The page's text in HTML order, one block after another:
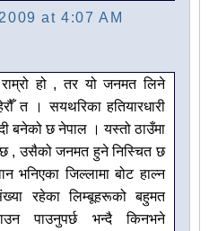
at 4:07 AM
हो , तर यो जनमत लिने
त । सयथरिका हतियारधारी
बनेको छ नेपाल । यस्तो ठाउँमा
, उसैको जनमत हुने निस्चित छ
भनिएका जिल्लामा बोट हाल्न
रहेका लिम्बूहरूको बहुमत
पाउनुपर्छ भन्दै किनभने